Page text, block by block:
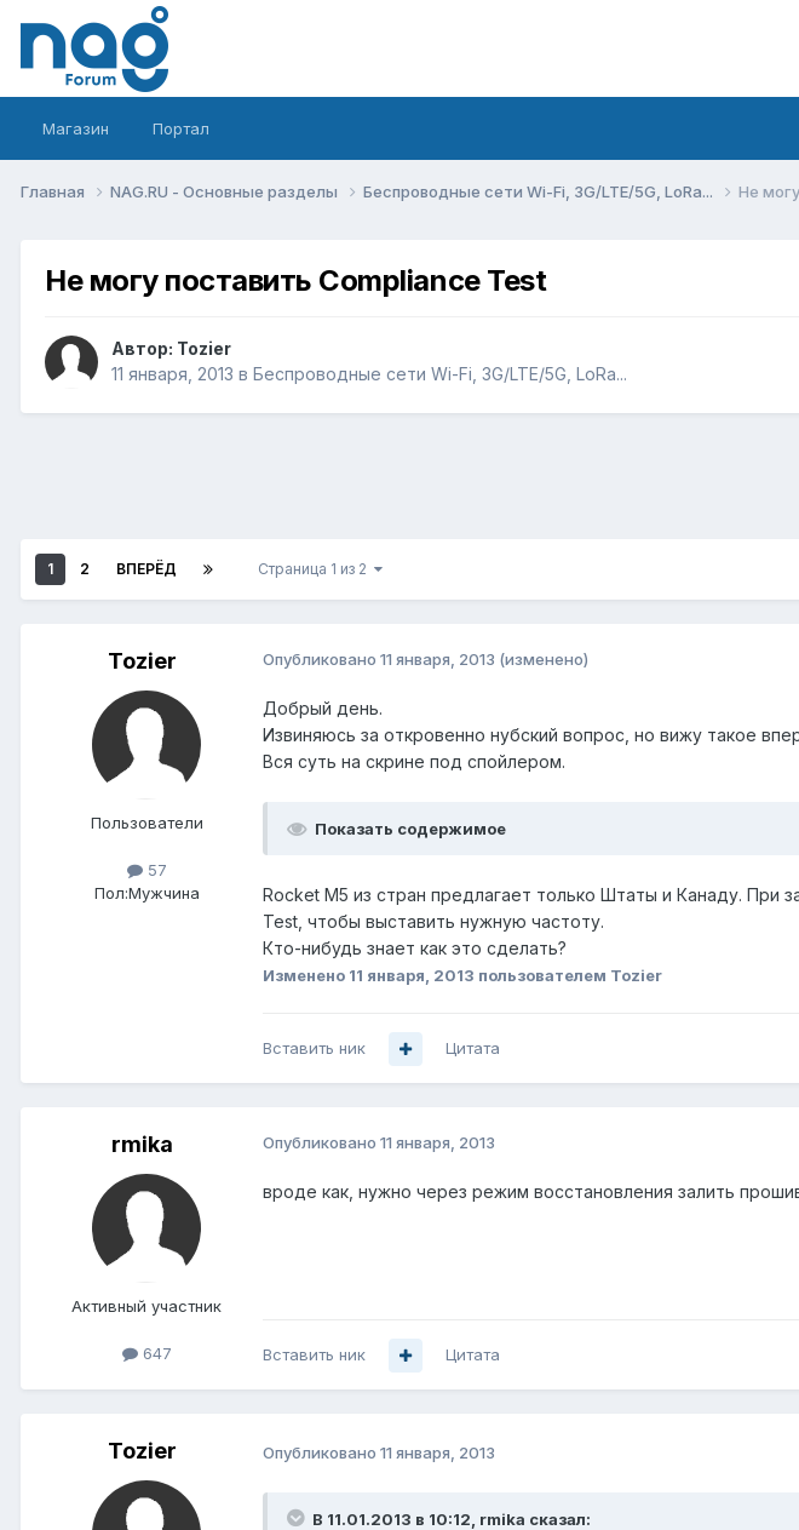
Магазин Портал
Главная NAG.RU - Основные разделы Беспроводные сети Wi-Fi, 3G/LTE/5G, LoRa... Не
Не могу поставить Compliance Test
Автор: Tozier
11 января, 2013 в Беспроводные сети Wi-Fi, 3G/LTE/5G, LoRa...
1 2 ВПЕРЁД Страница 1 из 2
Tozier
Пользователи
57
Пол:Мужчина
Опубликовано 11 января, 2013 (изменено)
Добрый день.
Извиняюсь за откровенно нубский вопрос, но вижу такое
Вся суть на скрине под спойлером.
Показать содержимое
Rocket M5 из стран предлагает только Штаты и Канаду. При
Test, чтобы выставить нужную частоту.
Кто-нибудь знает как это сделать?
Изменено 11 января, 2013 пользователем Tozier
Вставить ник Цитата
rmika
Активный участник
647
Опубликовано 11 января, 2013
вроде как, нужно через режим восстановления залить
Вставить ник Цитата
Tozier Опубликовано 11 января, 2013
В 11.01.2013 в 10:12, rmika сказал: